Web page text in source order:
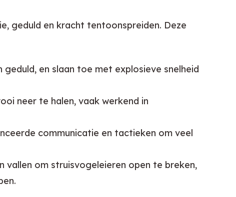
geduld en kracht tentoonspreiden. Deze
en slaan toe met explosieve snelheid
neer te halen, vaak werkend in
communicatie en tactieken om veel
om struisvogeleieren open te breken,